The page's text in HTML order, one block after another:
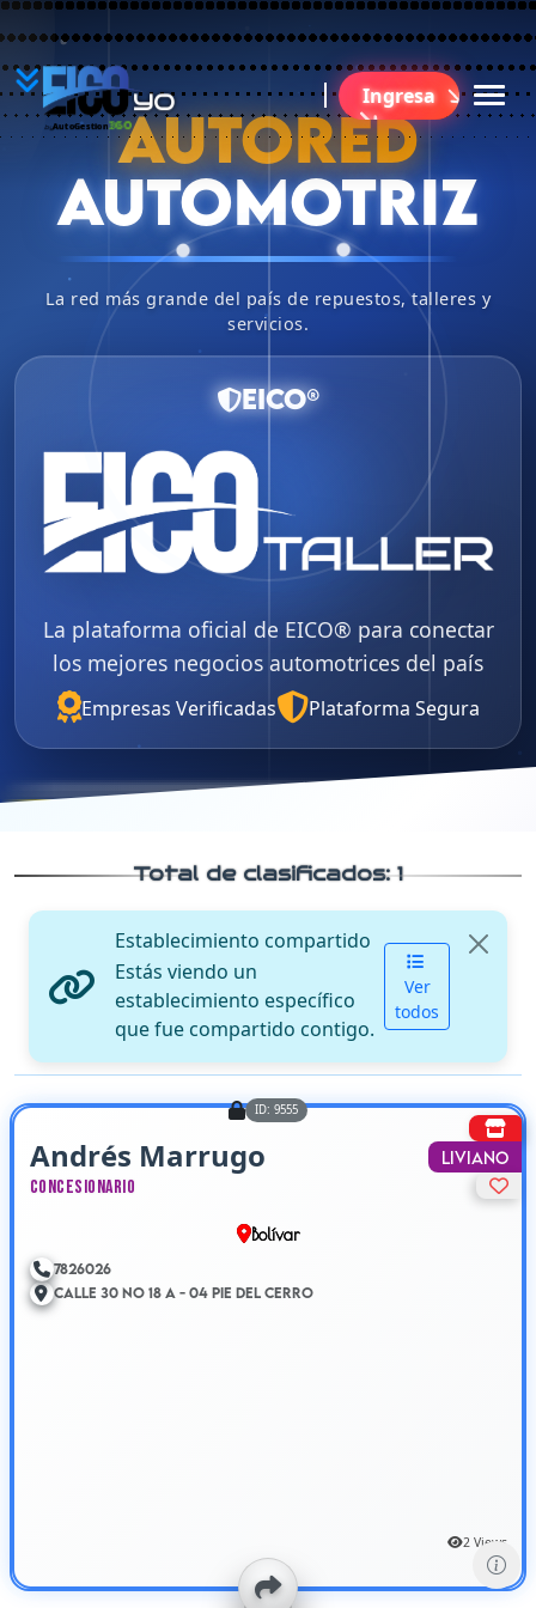
YO
B
AutoGestion 360
Ingresa
AUTORED
AUTOMOTRIZ
La red más grande del país de repuestos, talleres y
servicios.
EICO®
La plataforma oficial de EICO® para conectar
los mejores negocios automotrices del país
Empresas Verificadas Plataforma Segura
Total de clasificados:1
Establecimiento compartido
Estás viendo un
establecimiento específico
que fue compartido contigo.
Ver
todos
ID: 9555
Liviano
Andrés Marrugo
Concesionario
Bolívar
7826026
Calle 30 No 18 A - 04 Pie Del Cerro
2 Views